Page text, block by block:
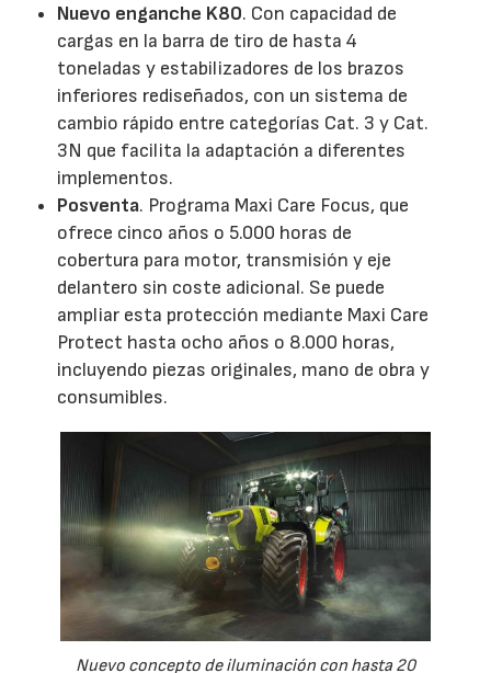
Nuevo enganche K80. Con capacidad de
cargas en la barra de tiro de hasta 4
toneladas y estabilizadores de los brazos
inferiores rediseñados, con un sistema de
cambio rápido entre categorías Cat. 3 y Cat.
3N que facilita la adaptación a diferentes
implementos.
Posventa. Programa Maxi Care Focus, que
ofrece cinco años o 5.000 horas de
cobertura para motor, transmisión y eje
delantero sin coste adicional. Se puede
ampliar esta protección mediante Maxi Care
Protect hasta ocho años o 8.000 horas,
incluyendo piezas originales, mano de obra y
consumibles.
Nuevo concepto de iluminación con hasta 20